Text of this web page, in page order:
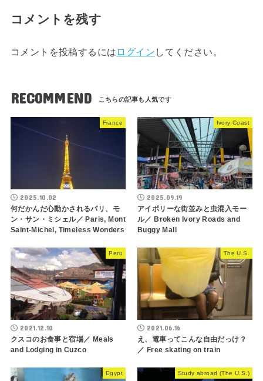
コメントを残す
コメントを投稿するには ログイン してください。
RECOMMEND
France
2025.10.02
何だかんだ心動かされるパリ、モ
ン・サン・ミシェル／ Paris, Mont
Saint-Michel, Timeless Wonders
Ivory Coast
2025.09.19
アイボリーな街並みと虫混入モー
ル／ Broken Ivory Roads and
Buggy Mall
Peru
2021.12.10
クスコのお食事と宿場／ Meals
and Lodging in Cuzco
The U.S.
2021.06.16
え、電車ってこんな自由だっけ？
／ Free skating on train
Egypt Study abroad (The U.S.)